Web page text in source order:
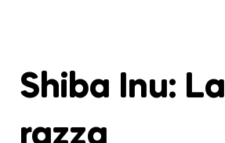
Shiba Inu: La
razza